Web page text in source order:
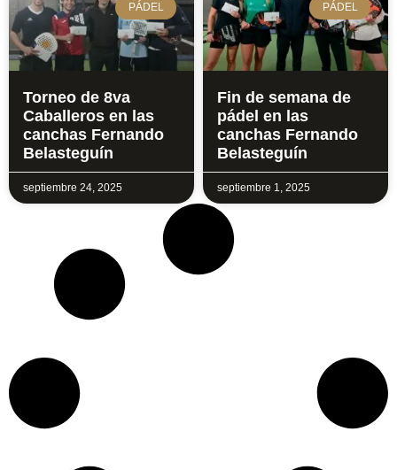
PÁDEL
Torneo de 8va
Caballeros en las
canchas Fernando
Belasteguín
septiembre 24, 2025
PÁDEL
Fin de semana de
pádel en las
canchas Fernando
Belasteguín
septiembre 1, 2025